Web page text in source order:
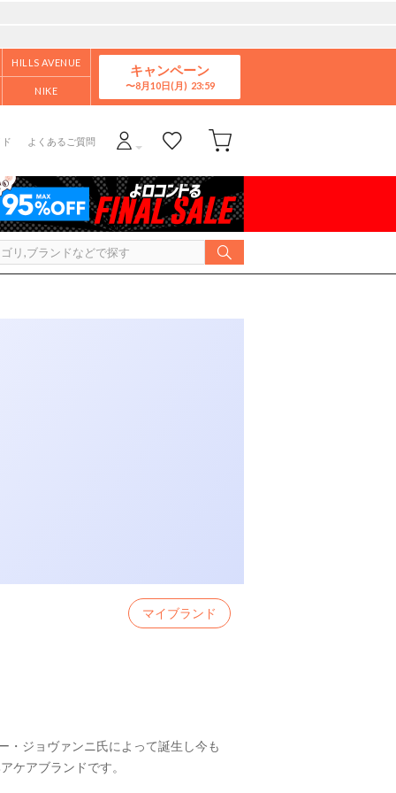
HILLS AVENUE
NIKE
キャンペーン
8月10日(月)
よくあるご質問
マイブランド
・ジョヴァンニ氏によって誕生し今も
ケアブランドです。